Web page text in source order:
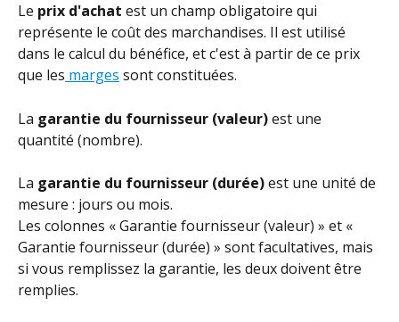
Le prix d'achat est un champ obligatoire qui
représente le coût des marchandises. Il est utilisé
dans le calcul du bénéfice, et c'est à partir de ce prix
que les marges sont constituées.
La garantie du fournisseur (valeur) est une
quantité (nombre).
La garantie du fournisseur (durée) est une unité de
mesure : jours ou mois.
Les colonnes « Garantie fournisseur (valeur) » et «
Garantie fournisseur (durée) » sont facultatives, mais
si vous remplissez la garantie, les deux doivent être
remplies.